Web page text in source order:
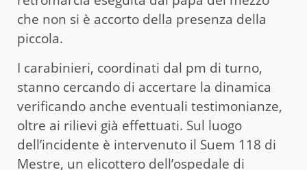
che non si è accorto della presenza della
piccola.
I carabinieri, coordinati dal pm di turno,
stanno cercando di accertare la dinamica
verificando anche eventuali testimonianze,
oltre ai rilievi già effettuati. Sul luogo
dell’incidente è intervenuto il Suem 118 di
Mestre, un elicottero dell’ospedale di